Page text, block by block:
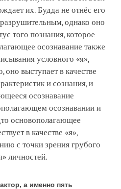
их. Будда не отнёс его
однако оно
того познания, которое
осознавание также
условного «я»,
оно выступает в качестве
и сознания, и
осознавание
осознавании и
основополагающее
в качестве «я»,
с точки зрения грубого
личностей.
а именно пять